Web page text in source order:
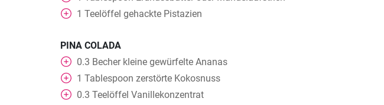
1 Teelöffel gehackte Pistazien
PINA COLADA
0.3 Becher kleine gewürfelte Ananas
1 Tablespoon zerstörte Kokosnuss
0.3 Teelöffel Vanillekonzentrat